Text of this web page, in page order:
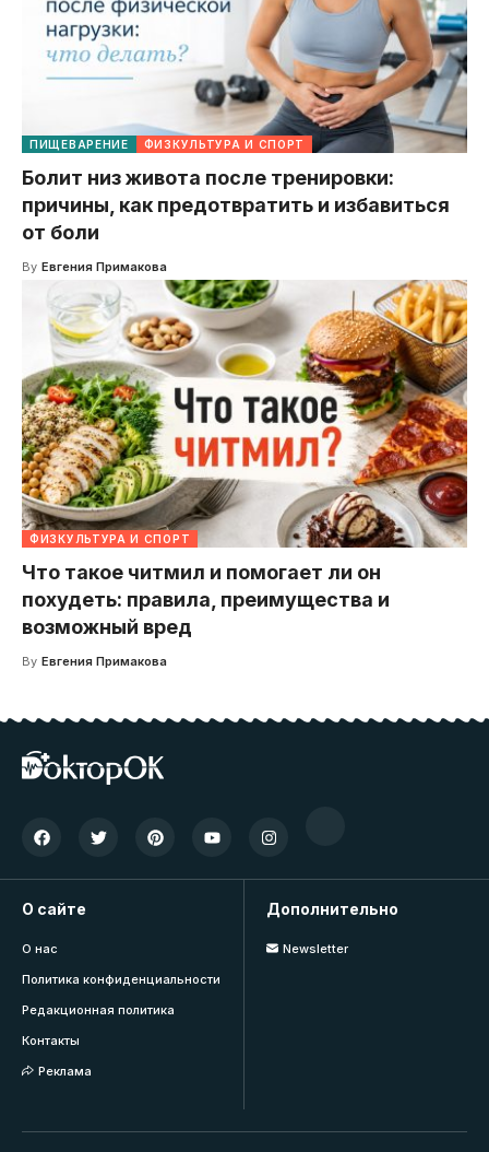
ПИЩЕВАРЕНИЕ ФИЗКУЛЬТУРА И СПОРТ
Болит низ живота после тренировки:
причины, как предотвратить и избавиться
от боли
By Евгения Примакова
ФИЗКУЛЬТУРА И СПОРТ
Что такое читмил и помогает ли он
похудеть: правила, преимущества и
возможный вред
By Евгения Примакова
О сайте
О нас
Политика конфиденциальности
Редакционная политика
Контакты
Реклама
Дополнительно
Newsletter